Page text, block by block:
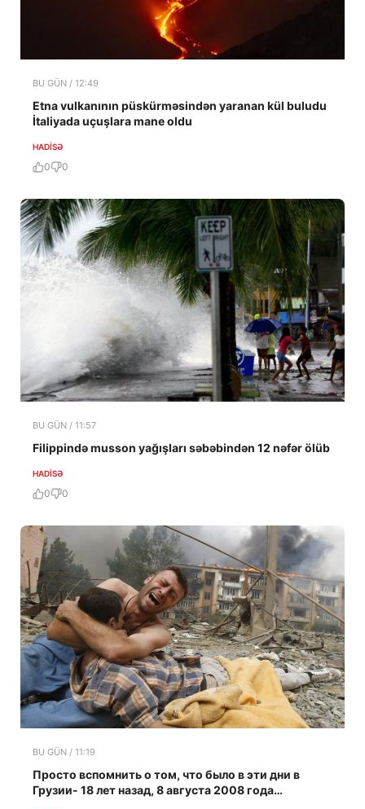
BU GÜN / 12:49
Etna vulkanının püskürməsindən yaranan kül buludu
İtaliyada uçuşlara mane oldu
HADISƏ
0 0
BU GÜN / 11:57
Filippində musson yağışları səbəbindən 12 nəfər ölüb
HADISƏ
0 0
BU GÜN / 11:19
Просто вспомнить о том, что было в эти дни в
Грузии- 18 лет назад, 8 августа 2008 года…